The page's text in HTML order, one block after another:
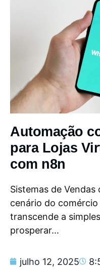
Automação
para Lojas
com n8n
Sistemas de
cenário do
transcende a
prosperar...
julho 12, 2025